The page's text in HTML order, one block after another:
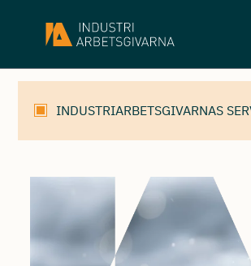
INDUSTRIARBETSGIVARNAS
fokus på industrin